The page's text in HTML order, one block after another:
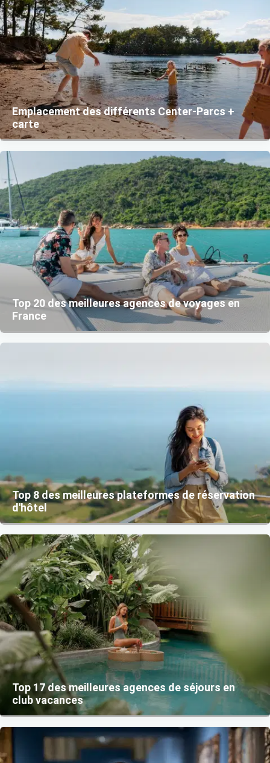
Emplacement des différents Center-Parcs +
carte
Top 20 des meilleures agences de voyages en
France
Top 8 des meilleures plateformes de réservation
d'hôtel
Top 17 des meilleures agences de séjours en
club vacances